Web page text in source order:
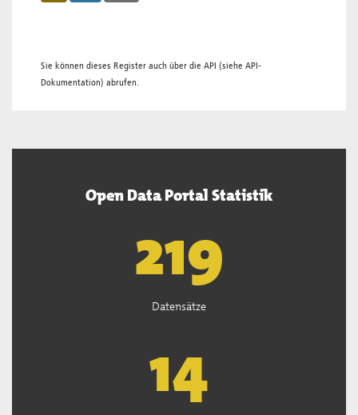
Sie können dieses Register auch über die API (siehe API-
Dokumentation) abrufen.
Open Data Portal Statistik
220
Datensätze
15